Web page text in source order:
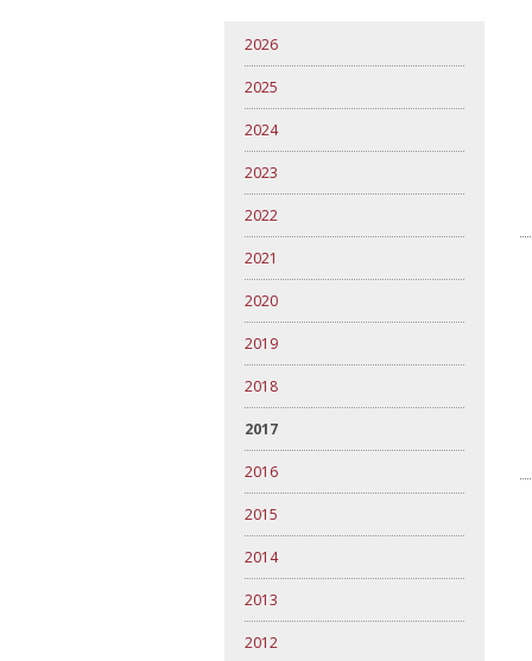
2026
2025
2024
2023
2022
2021
2020
2019
2018
2017
2016
2015
2014
2013
2012